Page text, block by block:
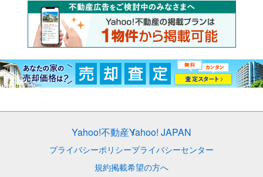
Yahoo!不動産Yahoo! JAPAN
プライバシーポリシープライバシーセンター
規約掲載希望の方へ